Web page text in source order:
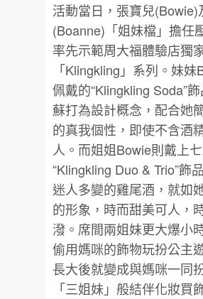
活動當日，張寶兒(Bowie)
(Boanne)「姐妹檔」擔任
率先示範周大福體驗店獨
「Klingkling」系列。妹
佩戴的“Klingkling Soda”
蘇打為設計概念，配合她
的真我個性，即使不含酒
人。而姐姐Bowie則戴上
“Klingkling Duo & Trio”飾
迷人多變的雞尾酒，就如
的形象，時而甜美可人，
潑。席間兩姐妹更大爆小
偷用媽咪的飾物玩扮公主
長大後就變成與媽咪一同
「三姐妹」般結伴化妝買